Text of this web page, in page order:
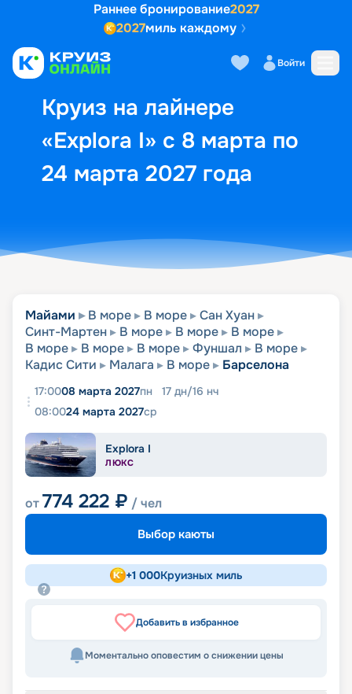
Раннее бронирование2027
2027миль каждому
Войти
Круиз на лайнере
«Explora I» с 8 марта по
24 марта 2027 года
Выбор кают Маршрут и
Майами В море В море
Сан Хуан
Синт-Мартен
В море В море
В море
В море
В море В море Фуншал
В море
Кадис Сити
Малага В море Барселона
17:0008 марта 2027пн 17 дн/16 нч
08:0024 марта 2027ср
Explora I
ЛЮКС
от774 222 ₽ / чел
Выбор каюты
+1 000Круизных миль
Добавить в избранное
Моментально оповестим о снижении цены